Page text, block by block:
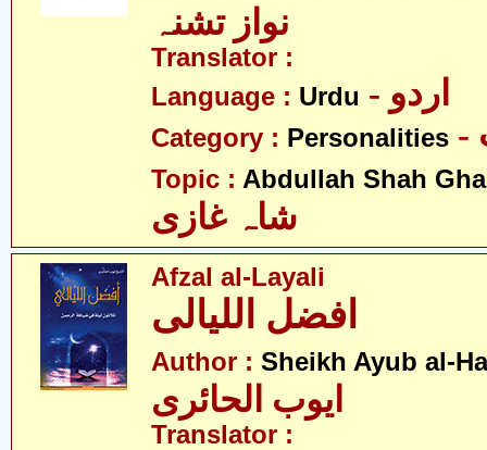
نواز تشنہ
Translator :
Language : Urdu - اردو
Category : Personalities
Topic : Abdullah Shah
شاہ غازی
Afzal al-Layali
افضل اللیالی
Author : Sheikh Ayub al-
ایوب الحائری
Translator :